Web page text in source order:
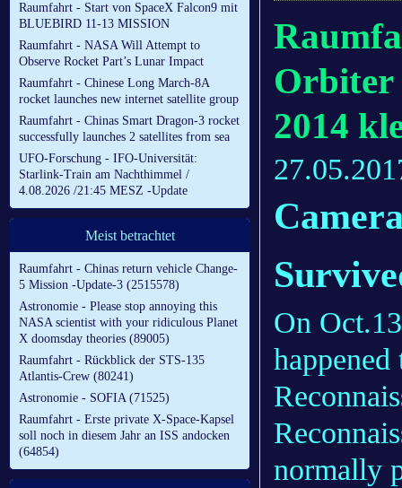
Raumfahrt - Start von SpaceX Falcon9 mit
BLUEBIRD 11-13 MISSION
Raumfahrt - NASA Will Attempt to
Observe Rocket Part’s Lunar Impact
Raumfahrt - Chinese Long March-8A
rocket launches new internet satellite group
Raumfahrt - Chinas Smart Dragon-3 rocket
successfully launches 2 satellites from sea
UFO-Forschung - IFO-Universität:
Starlink-Train am Nachthimmel /
4.08.2026 /21:45 MESZ -Update
Meist betrachtet
Raumfahrt - Chinas return vehicle Change-
5 Mission -Update-3 (2515578)
Astronomie - Please stop annoying this
NASA scientist with your ridiculous Planet
X doomsday theories (89005)
Raumfahrt - Rückblick der STS-135
Atlantis-Crew (80241)
Astronomie - SOFIA (71525)
Raumfahrt - Erste private X-Space-Kapsel
soll noch in diesem Jahr an ISS andocken
(64854)
Orbiter
2014
On
normally